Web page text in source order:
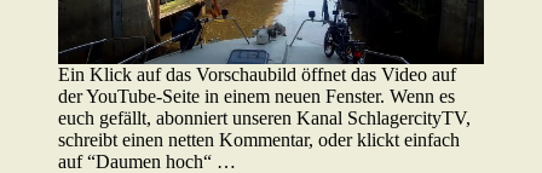
Ein Klick auf das Vorschaubild öffnet das Video auf
der YouTube-Seite in einem neuen Fenster. Wenn es
euch gefällt, abonniert unseren Kanal SchlagercityTV,
schreibt einen netten Kommentar, oder klickt einfach
auf “Daumen hoch“ …